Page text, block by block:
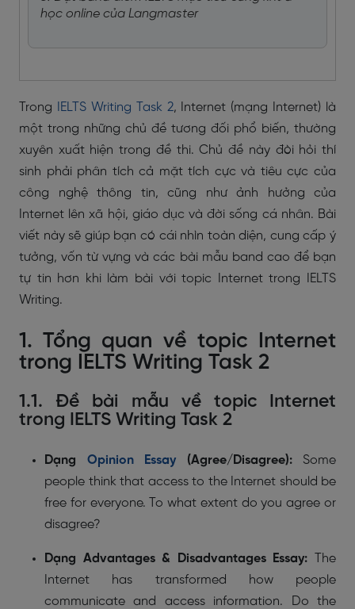
học online của Langmaster
Trong IELTS Writing Task 2, Internet (mạng Internet) là
một trong những chủ đề tương đối phổ biến, thường
xuyên xuất hiện trong đề thi. Chủ đề này đòi hỏi thí
sinh phải phân tích cả mặt tích cực và tiêu cực của
công nghệ thông tin, cũng như ảnh hưởng của
Internet lên xã hội, giáo dục và đời sống cá nhân. Bài
viết này sẽ giúp bạn có cái nhìn toàn diện, cung cấp ý
tưởng, vốn từ vựng và các bài mẫu band cao để bạn
tự tin hơn khi làm bài với topic Internet trong IELTS
Writing.
1. Tổng quan về topic Internet
trong IELTS Writing Task 2
1.1. Đề bài mẫu về topic Internet
trong IELTS Writing Task 2
Dạng Opinion Essay (Agree/Disagree):Some
people think that access to the Internet should be
free for everyone. To what extent do you agree or
disagree?
Dạng Advantages & Disadvantages Essay: The
Internet has transformed how people
communicate and access information. Do the